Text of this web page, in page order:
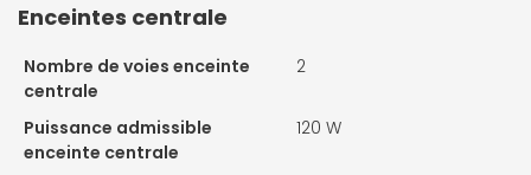
Enceintes centrale
Nombre de voies enceinte
centrale
2
Puissance admissible
enceinte centrale
120 W